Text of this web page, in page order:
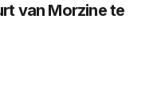
van Morzine te